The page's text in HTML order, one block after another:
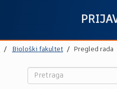
Biološki fakultet Pregled rada